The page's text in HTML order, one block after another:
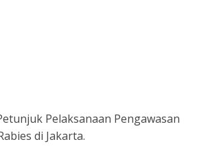
Pelaksanaan Pengawasan
di Jakarta.